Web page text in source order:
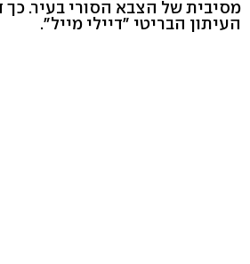
מסיבית של הצבא הסורי בעיר. כך
העיתון הבריטי "דיילי מייל".